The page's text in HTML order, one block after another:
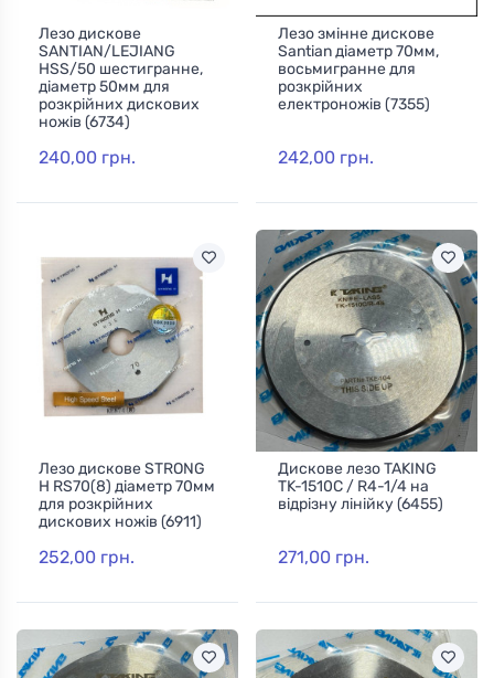
Лезо дискове
SANTIAN/LEJIANG
HSS/50 шестигранне,
діаметр 50мм для
розкрійних дискових
ножів (6734)
240,00 грн.
Лезо змінне дискове
Santian діаметр 70мм,
восьмигранне для
розкрійних
електроножів (7355)
242,00 грн.
Лезо дискове STRONG
H RS70(8) діаметр 70мм
для розкрійних
дискових ножів (6911)
252,00 грн.
Дискове лезо TAKING
TK-1510C / R4-1/4 на
відрізну лінійку (6455)
271,00 грн.